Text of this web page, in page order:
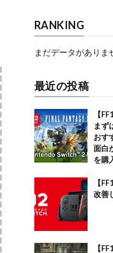
RANKING
まだデータがありま
最近の投稿
【
まず
おす
面白
を購
【
改善
【